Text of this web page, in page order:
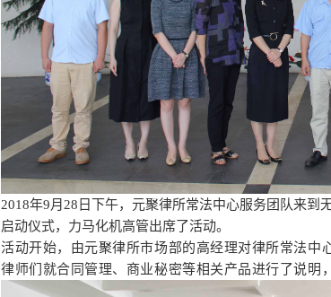
2018年9月28日下午，元聚律所常法中心服务团队来到
启动仪式，力马化机高管出席了活动。
活动开始，由元聚律所市场部的高经理对律所常法
律师们就合同管理、商业秘密等相关产品进行了说明